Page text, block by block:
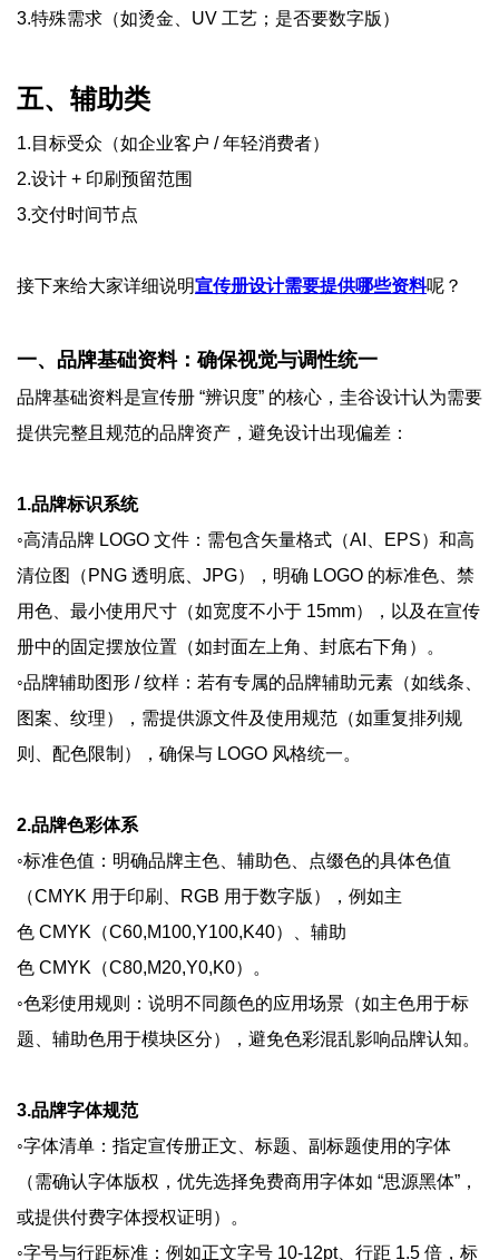
3.特殊需求（如烫金、UV 工艺；是否要数字版）
五、辅助类
1.目标受众（如企业客户 / 年轻消费者）
2.设计 + 印刷预留范围
3.交付时间节点
接下来给大家详细说明宣传册设计需要提供哪些资料呢？
一、品牌基础资料：确保视觉与调性统一
品牌基础资料是宣传册 “辨识度” 的核心，圭谷设计认为需要
提供完整且规范的品牌资产，避免设计出现偏差：
1.品牌标识系统
◦高清品牌 LOGO 文件：需包含矢量格式（AI、EPS）和高
清位图（PNG 透明底、JPG），明确 LOGO 的标准色、禁
用色、最小使用尺寸（如宽度不小于 15mm），以及在宣传
册中的固定摆放位置（如封面左上角、封底右下角）。
◦品牌辅助图形 / 纹样：若有专属的品牌辅助元素（如线条、
图案、纹理），需提供源文件及使用规范（如重复排列规
则、配色限制），确保与 LOGO 风格统一。
2.品牌色彩体系
◦标准色值：明确品牌主色、辅助色、点缀色的具体色值
（CMYK 用于印刷、RGB 用于数字版），例如主
色 CMYK（C60,M100,Y100,K40）、辅助
色 CMYK（C80,M20,Y0,K0）。
◦色彩使用规则：说明不同颜色的应用场景（如主色用于标
题、辅助色用于模块区分），避免色彩混乱影响品牌认知。
3.品牌字体规范
◦字体清单：指定宣传册正文、标题、副标题使用的字体
（需确认字体版权，优先选择免费商用字体如 “思源黑体”，
或提供付费字体授权证明）。
◦字号与行距标准：例如正文字号 10-12pt、行距 1.5 倍，标